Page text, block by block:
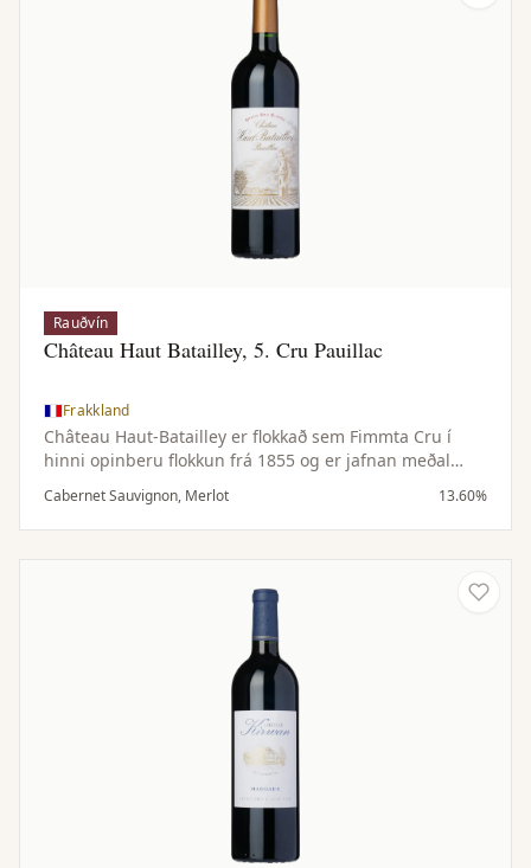
Rauðvín
Château Haut Batailley, 5. Cru Pauillac
Frakkland
Château Haut-Batailley er flokkað sem Fimmta Cru í
hinni opinberu flokkun frá 1855 og er jafnan meðal
bestu vína Médoc á vinstri bakka Bordeaux. Árleg
framleiðsla aðalvínsins er að meðaltali um 10.000
kassar.
Cabernet Sauvignon, Merlot 13.60%